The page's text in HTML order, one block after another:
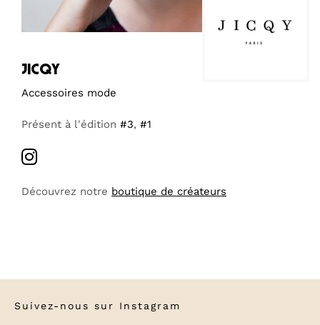
jicqy
Accessoires mode
Présent à l'édition #3, #1
Découvrez notre boutique de créateurs
Suivez-nous sur Instagram